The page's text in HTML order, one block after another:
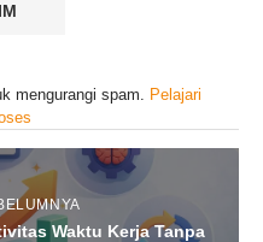
mengurangi spam.
Pelajari
Waktu Kerja Tanpa